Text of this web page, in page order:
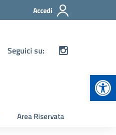
Accedi
Seguici su:
Area Riservata